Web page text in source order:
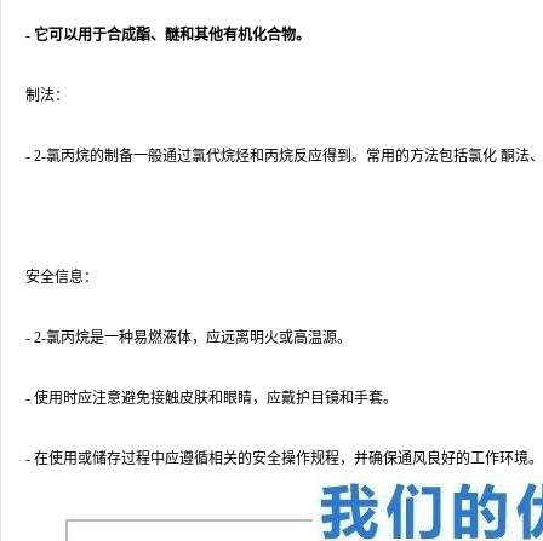
- 它可以用于合成酯、醚和其他有机化合物。
制法：
- 2-氯丙烷的制备一般通过氯代烷烃和丙烷反应得到。常用的方法包括氯化 酮法
安全信息：
- 2-氯丙烷是一种易燃液体，应远离明火或高温源。
- 使用时应注意避免接触皮肤和眼睛，应戴护目镜和手套。
- 在使用或储存过程中应遵循相关的安全操作规程，并确保通风良好的工作环境。